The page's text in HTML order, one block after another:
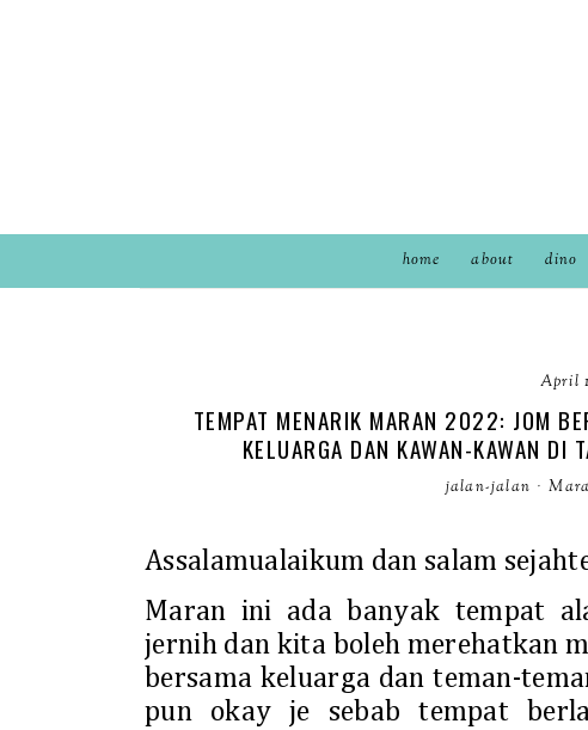
home about dino
April
TEMPAT MENARIK MARAN 2022: JOM
KELUARGA DAN KAWAN-KAWAN DI
jalan-jalan ·
Assalamualaikum dan salam
Maran ini ada banyak tempat
jernih dan kita boleh merehatkan
bersama keluarga dan teman-
pun okay je sebab tempat